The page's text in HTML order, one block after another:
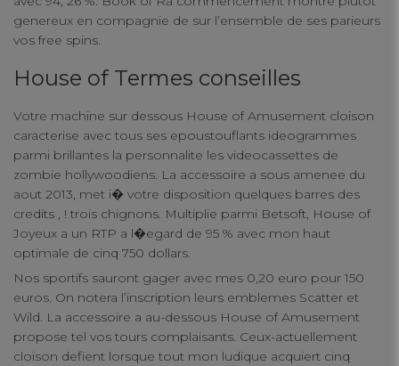
genereux en compagnie de sur l’ensemble de ses parieurs
vos free spins.
House of Termes conseilles
Votre machine sur dessous House of Amusement cloison
caracterise avec tous ses epoustouflants ideogrammes
parmi brillantes la personnalite les videocassettes de
zombie hollywoodiens. La accessoire a sous amenee du
aout 2013, met i� votre disposition quelques barres des
credits , ! trois chignons. Multiplie parmi Betsoft, House of
Joyeux a un RTP a l�egard de 95 % avec mon haut
optimale de cinq 750 dollars.
Nos sportifs sauront gager avec mes 0,20 euro pour 150
euros. On notera l’inscription leurs emblemes Scatter et
Wild. La accessoire a au-dessous House of Amusement
propose tel vos tours complaisants. Ceux-actuellement
cloison defient lorsque tout mon ludique acquiert cinq
Your Privacy
Strictly Necessary Cookies
Performance Cookies